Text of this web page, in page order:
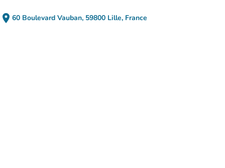
place 60 Boulevard Vauban, 59800 Lille, France
(ouvrir dans Google Maps)
(nouvel onglet)